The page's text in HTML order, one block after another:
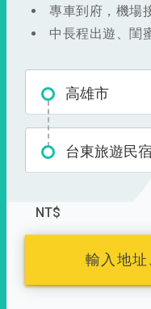
專車到府，機場
中長程出遊、閨
高雄市
台東旅遊民宿
NT$
輸入地